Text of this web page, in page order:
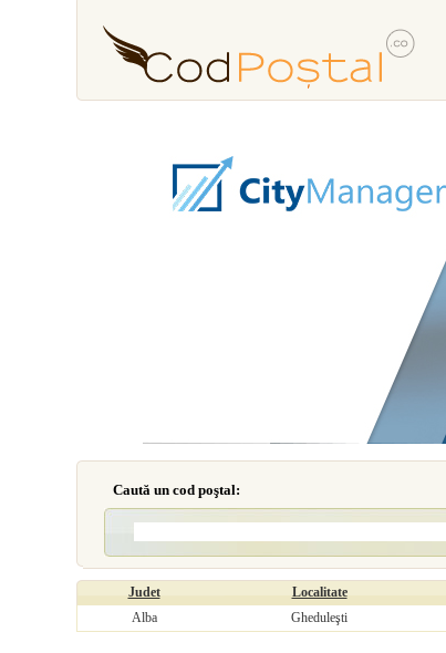
Caută un cod poştal:
Judet Localitate
Alba
Gheduleşti